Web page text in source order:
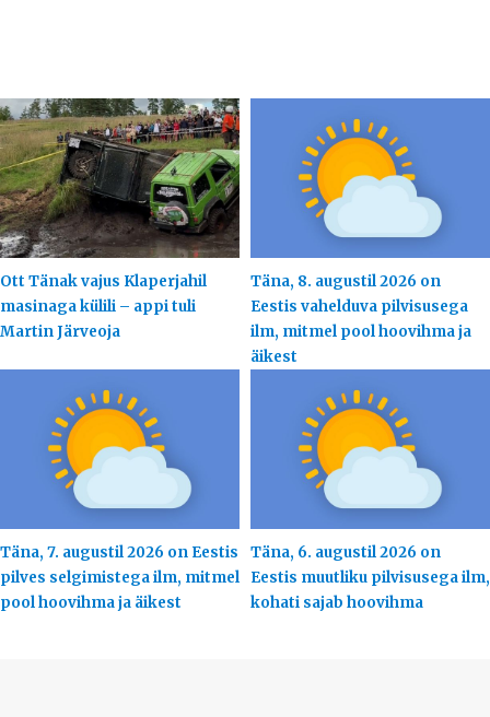
Ott Tänak vajus Klaperjahil
masinaga külili – appi tuli
Martin Järveoja
Täna, 8. augustil 2026 on
Eestis vahelduva pilvisusega
ilm, mitmel pool hoovihma ja
äikest
Täna, 7. augustil 2026 on Eestis
pilves selgimistega ilm, mitmel
pool hoovihma ja äikest
Täna, 6. augustil 2026 on
Eestis muutliku pilvisusega ilm,
kohati sajab hoovihma